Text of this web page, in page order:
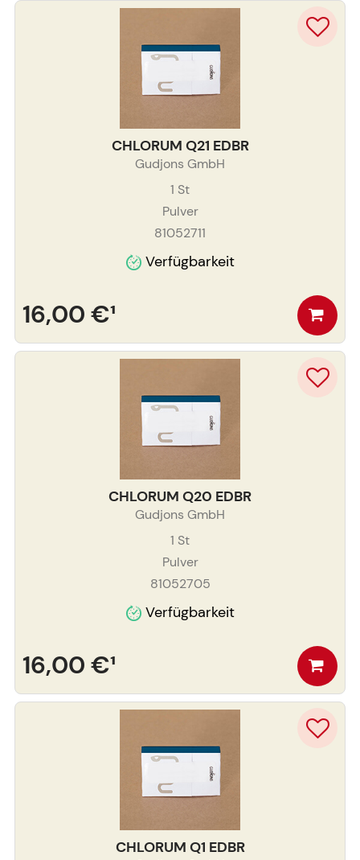
CHLORUM Q21 EDBR
Gudjons GmbH
1 St
Pulver
81052711
Verfügbarkeit
16,00 €¹
CHLORUM Q20 EDBR
Gudjons GmbH
1 St
Pulver
81052705
Verfügbarkeit
16,00 €¹
CHLORUM Q1 EDBR